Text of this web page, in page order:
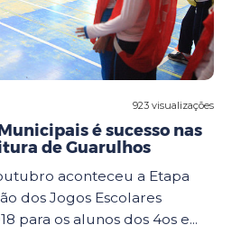
923 visualizações
é sucesso nas
de Guarulhos
aconteceu a Etapa
dos Jogos Escolares
para os alunos dos 4os e...